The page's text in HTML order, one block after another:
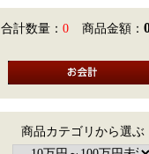
合計数量： 0 商品金額：
商品カテゴリから選ぶ